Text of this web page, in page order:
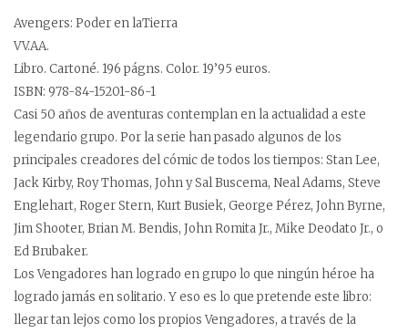
Avengers: Poder en laTierra
VV.AA.
Libro. Cartoné. 196 págns. Color. 19’95 euros.
ISBN: 978-84-15201-86-1
Casi 50 años de aventuras contemplan en la actualidad a este
legendario grupo. Por la serie han pasado algunos de los
principales creadores del cómic de todos los tiempos: Stan Lee,
Jack Kirby, Roy Thomas, John y Sal Buscema, Neal Adams, Steve
Englehart, Roger Stern, Kurt Busiek, George Pérez, John Byrne,
Jim Shooter, Brian M. Bendis, John Romita Jr., Mike Deodato Jr., o
Ed Brubaker.
Los Vengadores han logrado en grupo lo que ningún héroe ha
logrado jamás en solitario. Y eso es lo que pretende este libro:
llegar tan lejos como los propios Vengadores, a través de la